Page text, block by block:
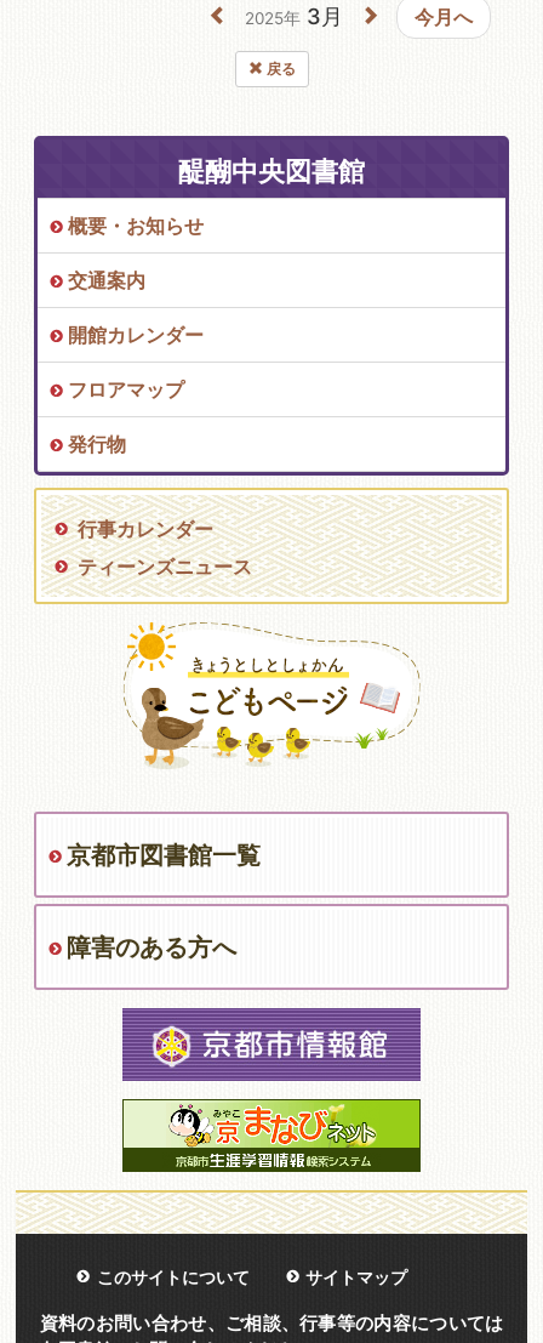
2025年 3月 今月へ
戻る
醍醐中央図書館
概要・お知らせ
交通案内
開館カレンダー
フロアマップ
発行物
行事カレンダー
ティーンズニュース
京都市図書館一覧
障害のある方へ
このサイトについて サイトマップ
資料のお問い合わせ、ご相談、行事等の内容については